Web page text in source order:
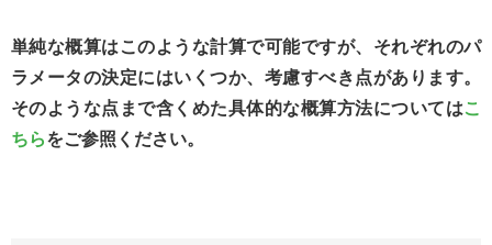
単純な概算はこのような計算で可能ですが、それぞれのパ
ラメータの決定にはいくつか、考慮すべき点があります。
そのような点まで含くめた具体的な概算方法についてはこ
ちらをご参照ください。